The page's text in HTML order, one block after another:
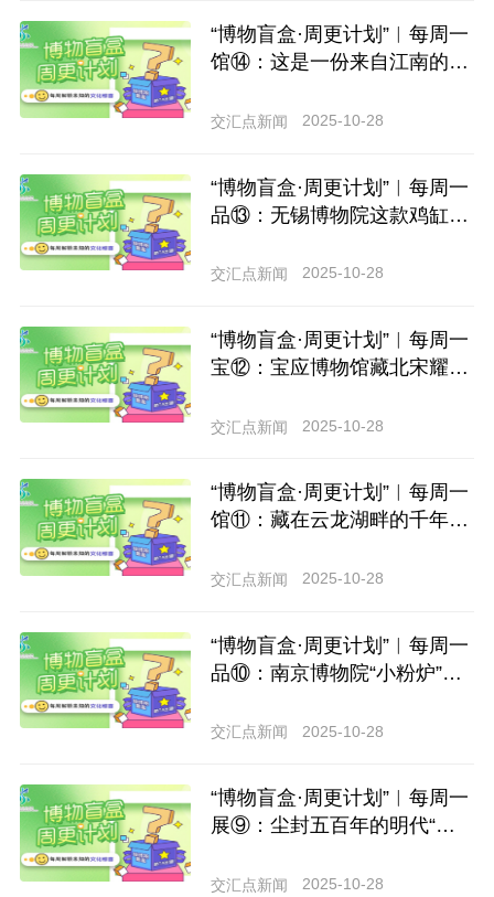
“博物盲盒·周更计划”︱每周一
馆⑭：这是一份来自江南的千
称一部“立体版江南文明编年
交汇点新闻 2025-10-28
“博物盲盒·周更计划”︱每周一
品⑬：无锡博物院这款鸡缸
交汇点新闻 2025-10-28
“博物盲盒·周更计划”︱每周一
宝⑫：宝应博物馆藏北宋耀州
美成“出水芙蓉”
交汇点新闻 2025-10-28
“博物盲盒·周更计划”︱每周一
馆⑪：藏在云龙湖畔的千年惊
的“连环画”
交汇点新闻 2025-10-28
“博物盲盒·周更计划”︱每周一
品⑩：南京博物院“小粉炉”冰
交汇点新闻 2025-10-28
“博物盲盒·周更计划”︱每周一
展⑨：尘封五百年的明代“顶
博物馆
交汇点新闻 2025-10-28